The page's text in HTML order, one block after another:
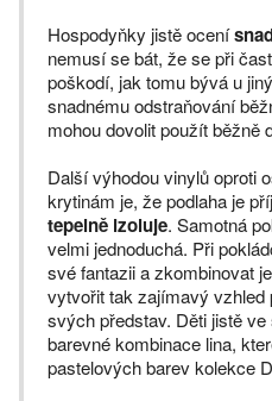
Hospodyňky jistě ocení
nemusí se bát, že se při
poškodí, jak tomu bývá u
snadnému odstraňování
mohou dovolit použít běžně
Další výhodou vinylů oproti
krytinám je, že podlaha je
tepelně izoluje. Samotná
velmi jednoduchá. Při
své fantazii a zkombinovat
vytvořit tak zajímavý vzhled
svých představ. Děti jistě
barevné kombinace lina,
pastelových barev kolekce